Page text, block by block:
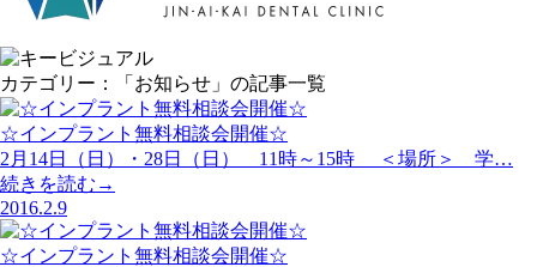
カテゴリー：「お知らせ」の記事一覧
☆インプラント無料相談会開催☆
2月14日（日）・28日（日） 11時～15時 ＜場所＞ 学…
続きを読む→
2016.2.9
☆インプラント無料相談会開催☆